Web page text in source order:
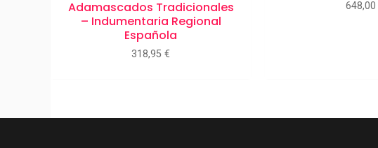
Adamascados Tradicionales
– Indumentaria Regional
Española
318,95 €
648,00